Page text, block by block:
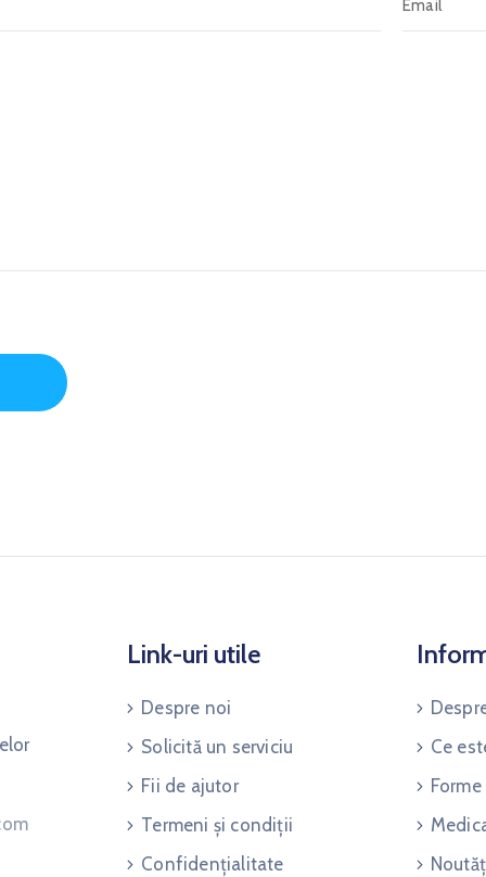
Link-uri utile
Despre noi
Solicită un serviciu
Fii de ajutor
Termeni și condiții
Confidențialitate
Ce